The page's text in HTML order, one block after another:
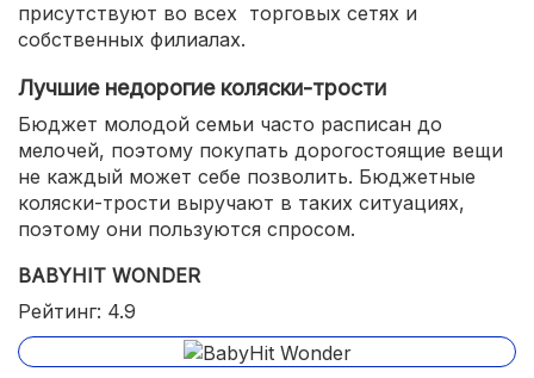
присутствуют во всех торговых сетях и
собственных филиалах.
Лучшие недорогие коляски-трости
Бюджет молодой семьи часто расписан до
мелочей, поэтому покупать дорогостоящие вещи
не каждый может себе позволить. Бюджетные
коляски-трости выручают в таких ситуациях,
поэтому они пользуются спросом.
BABYHIT WONDER
Рейтинг: 4.9